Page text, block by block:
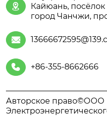

Кайюань, посёлок
город Чанчжи,

 +86-355-8662666
Авторское